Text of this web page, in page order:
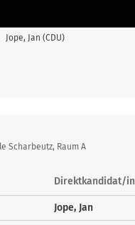
Jope, Jan (CDU)
Scharbeutz, Raum A
Direktkandidat/in
Jope, Jan